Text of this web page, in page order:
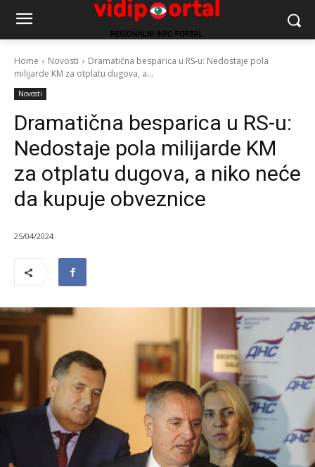
Home Novosti
Dramatična besparica u RS-u: Nedostaje pola
milijarde KM za otplatu dugova, a...
Novosti
Dramatična besparica u RS-u:
Nedostaje pola milijarde KM
za otplatu dugova, a niko neće
da kupuje obveznice
25/04/2024